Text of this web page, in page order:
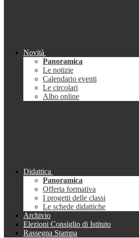
Novità
Panoramica
Le notizie
Calendario eventi
Le circolari
Albo online
Didattica
Panoramica
Offerta formativa
I progetti delle classi
Le schede didattiche
Archivio
Elezioni Consiglio di Istituto
Rassegna Stampa